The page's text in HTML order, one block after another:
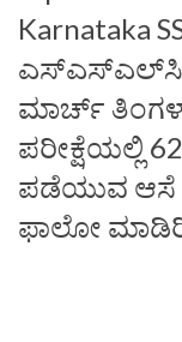
Karnataka
ಎಸ್‌ಎಸ್‌ಎಲ್‌ಸಿ
ಮಾರ್ಚ್‌
ಪರೀಕ್ಷೆಯಲ್ಲಿ
ಪಡೆಯುವ ಆಸೆ
ಫಾಲೋ